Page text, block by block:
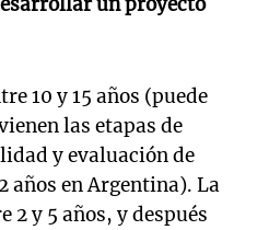
10 y 15 años (puede
las etapas de
y evaluación de
en Argentina). La
2 y 5 años, y después